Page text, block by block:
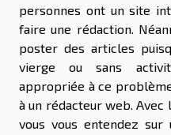
personnes ont un site
faire une rédaction.
poster des articles
vierge ou sans
appropriée à ce
à un rédacteur web.
vous vous entendez